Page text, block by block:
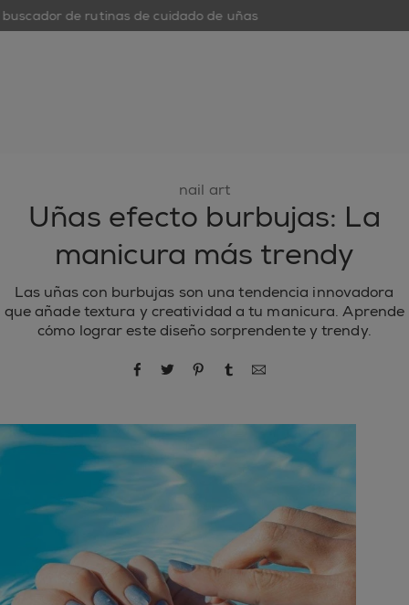
de rutinas de cuidado de uñas
nail art
Uñas efecto burbujas: La
manicura más trendy
Las uñas con burbujas son una tendencia innovadora
que añade textura y creatividad a tu manicura. Aprende
cómo lograr este diseño sorprendente y trendy.
compartir por Facebook
compartir por Twitter
compartir por Pinterest
compartir por Tumblr
compartir por